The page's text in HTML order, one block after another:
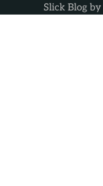
Slick Blog by